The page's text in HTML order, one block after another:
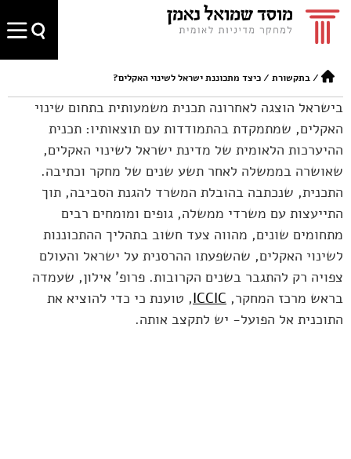
/בתקשורת /כיצד מתכוננת ישראל לשינוי האקלים?
בישראל הוצגה לאחרונה תכנית משמעותית בתחום שינוי
האקלים, שמתמקדת בהתמודדות עם תוצאותיו: תכנית
ההיערכות הלאומית של מדינת ישראל לשינוי האקלים,
שאושרה בממשלה לאחר תשע שנים של מחקר וכתיבה.
התכנית, שנכתבה בהובלת המשרד להגנת הסביבה, תוך
התייעצות עם משרדי ממשלה, גופים ומומחים רבים
מתחומים שונים, מהווה צעד חשוב בתהליך ההתכוננות
לשינוי האקלים, שהשפעתו ההרסנית על ישראל והעולם
צפויה רק להתגבר בשנים הקרובות. פרופ' אילון, שעמדה
בראש מרכז המחקר, ICCIC, טוענת כי כדי להוציא את
התוכנית אל הפועל- יש לתקצב אותה.